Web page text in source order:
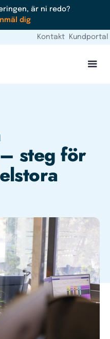
är ni redo?
dig
Kontakt Kundportal
steg för